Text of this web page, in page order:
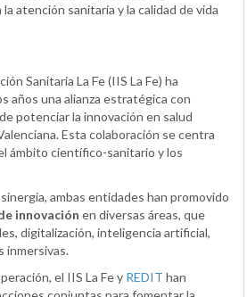
atención sanitaria y la calidad de vida
Sanitaria La Fe (IIS La Fe) ha
años una alianza estratégica con
potenciar la innovación en salud
Esta colaboración se centra
ámbito científico-sanitario y los
ambas entidades han promovido
innovación en diversas áreas, que
digitalización, inteligencia artificial,
inmersivas.
el IIS La Fe y REDIT han